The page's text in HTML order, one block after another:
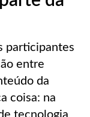
participantes
entre
da
coisa: na
tecnologia